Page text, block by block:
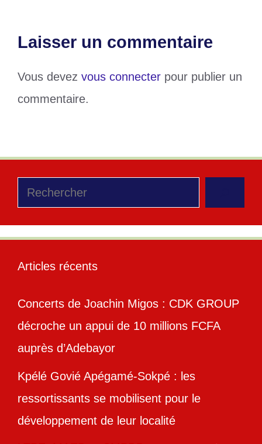
Laisser un commentaire
Vous devez vous connecter pour publier un
commentaire.
Rechercher
Articles récents
Concerts de Joachin Migos : CDK GROUP
décroche un appui de 10 millions FCFA
auprès d’Adebayor
Kpélé Govié Apégamé-Sokpé : les
ressortissants se mobilisent pour le
développement de leur localité